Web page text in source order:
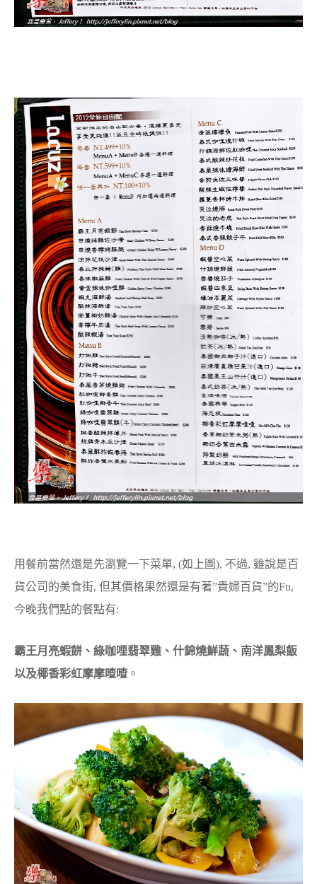
用餐前當然還是先瀏覽一下菜單, (如上圖), 不過, 雖說是百
貨公司的美食街, 但其價格果然還是有著”貴婦百貨”的Fu,
今晚我們點的餐點有:
霸王月亮蝦餅、綠咖哩翡翠雞、什錦燒鮮蔬、南洋鳳梨飯
以及椰香彩虹摩摩喳喳 。